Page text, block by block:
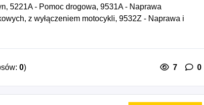
5221A - Pomoc drogowa, 9531A - Naprawa
z wyłączeniem motocykli, 9532Z - Naprawa i
0) 7 0